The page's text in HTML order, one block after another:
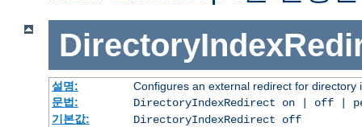
설명:
Configures an external redirect for directory
문법:
DirectoryIndexRedirect on | off |
기본값:
DirectoryIndexRedirect off